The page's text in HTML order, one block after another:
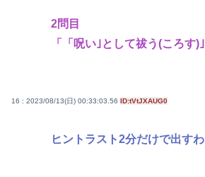
2問目
「「呪い｣として祓う(ころす)｣
16 : 2023/08/13(日) 00:33:03.56 ID:tVtJXAUG0
ヒントラスト2分だけで出すわ